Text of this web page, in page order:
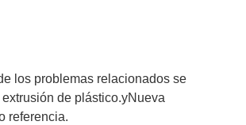
los problemas relacionados se
de plástico.yNueva
referencia.